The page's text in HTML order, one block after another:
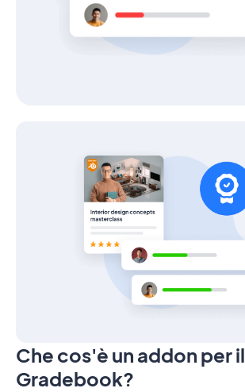
Che cos'è un addon per il
Gradebook?